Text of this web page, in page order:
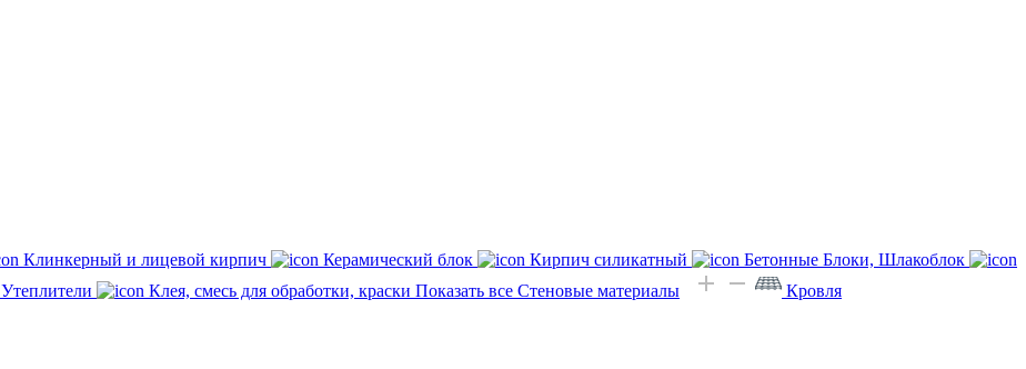
Клинкерный и лицевой кирпич Керамический блок Кирпич силикатный
Бетонные Блоки, Шлакоблок
Утеплители Клея, смесь для обработки, краски Показать все Стеновые материалы Кровля